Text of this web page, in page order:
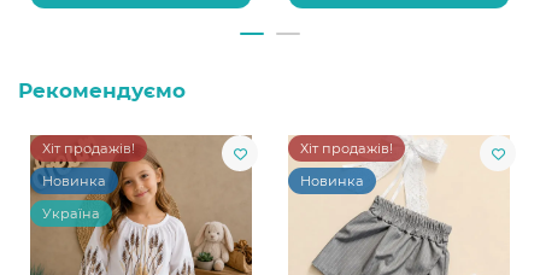
Рекомендуємо
Хіт продажів!
Новинка
Україна
Хіт продажів!
Новинка